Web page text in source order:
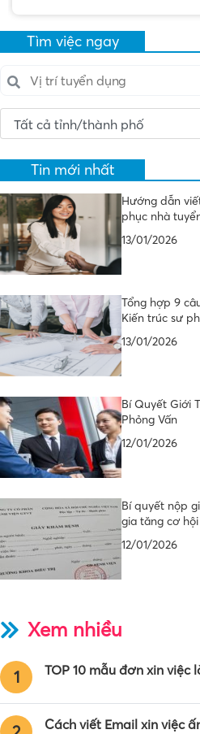
Tìm việc ngay
Tin mới nhất
Hướng dẫn
phục nhà
13/01/2026
Tổng hợp 9
Kiến trúc sư
13/01/2026
Bí Quyết Giới
Phỏng Vấn
12/01/2026
Bí quyết nộp
gia tăng cơ
12/01/2026
Xem nhiều
1 TOP 10 mẫu đơn xin việc
Cách viết Email xin việc